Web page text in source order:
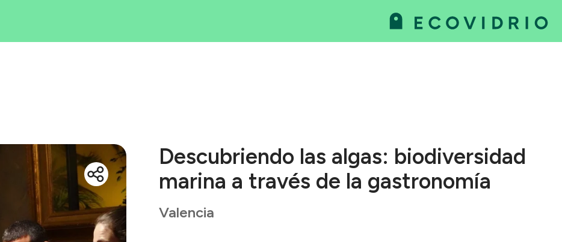
tu iniciativa
es Ecólatras
Descubriendo las algas: biodiversidad
marina a través de la gastronomía
Valencia